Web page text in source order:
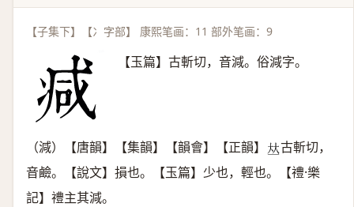
【子集下】【冫字部】 康熙笔画：11 部外笔画：9
【玉篇】古斬切，音減。俗減字。
（減）【唐韻】【集韻】【韻會】【正韻】 𠀤古斬切，
音鹼。【說文】損也。【玉篇】少也，輕也。【禮·樂
記】禮主其減。